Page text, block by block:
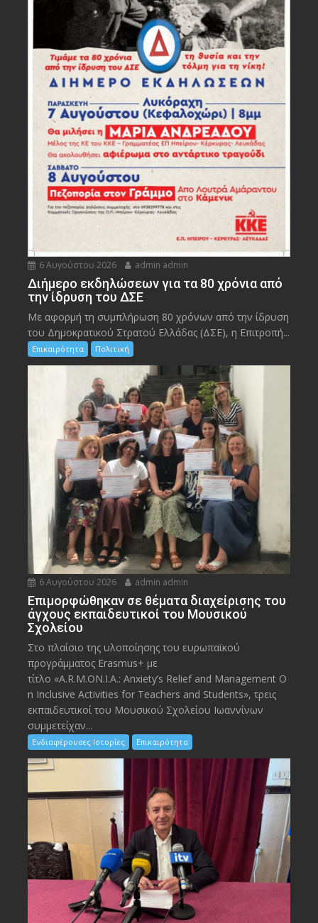
6 Αυγούστου 2026 admin admin
Διήμερο εκδηλώσεων για τα 80 χρόνια από
την ίδρυση του ΔΣΕ
Με αφορμή τη συμπλήρωση 80 χρόνων από την ίδρυση
του Δημοκρατικού Στρατού Ελλάδας (ΔΣΕ), η Επιτροπή...
Επικαιρότητα Πολιτική
6 Αυγούστου 2026 admin admin
Eπιμορφώθηκαν σε θέματα διαχείρισης του
άγχους εκπαιδευτικοί του Μουσικού
Σχολείου
Στο πλαίσιο της υλοποίησης του ευρωπαϊκού
προγράμματος Erasmus+ με
τίτλο «A.R.M.ON.I.A.: Anxiety’s Relief and Management O
n Inclusive Activities for Teachers and Students», τρεις
εκπαιδευτικοί του Μουσικού Σχολείου Ιωαννίνων
συμμετείχαν...
Ενδιαφέρουσες Ιστορίες Επικαιρότητα